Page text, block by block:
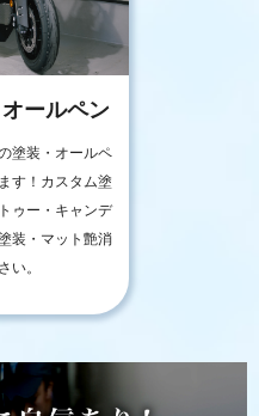
ールペン
塗装・オールペ
す！カスタム塗
ゥー・キャンデ
装・マット艶消
い。